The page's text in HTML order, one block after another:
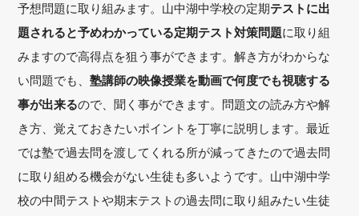
予想問題に取り組みます。山中湖中学校の定期テストに出
題されると予めわかっている定期テスト対策問題に取り組
みますので高得点を狙う事ができます。解き方がわからな
い問題でも、塾講師の映像授業を動画で何度でも視聴する
事が出来るので、聞く事ができます。問題文の読み方や解
き方、覚えておきたいポイントを丁寧に説明します。最近
では塾で過去問を渡してくれる所が減ってきたので過去問
に取り組める機会がない生徒も多いようです。山中湖中学
校の中間テストや期末テストの過去問に取り組みたい生徒